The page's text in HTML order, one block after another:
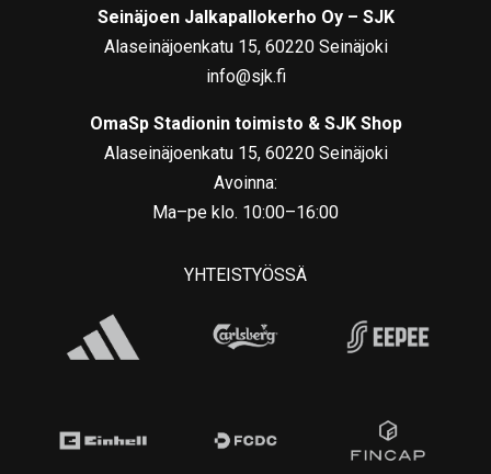
Seinäjoen Jalkapallokerho Oy – SJK
Alaseinäjoenkatu 15, 60220 Seinäjoki
info@sjk.fi
OmaSp Stadionin toimisto & SJK Shop
Alaseinäjoenkatu 15, 60220 Seinäjoki
Avoinna:
Ma–pe klo. 10:00–16:00
YHTEISTYÖSSÄ